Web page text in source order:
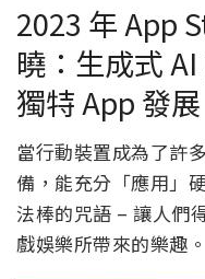
2023 年 App
曉：生成式
獨特 App 發展
當行動裝置成為了許
備，能充分「應用」
法棒的咒語 – 讓人們
戲娛樂所帶來的樂趣。